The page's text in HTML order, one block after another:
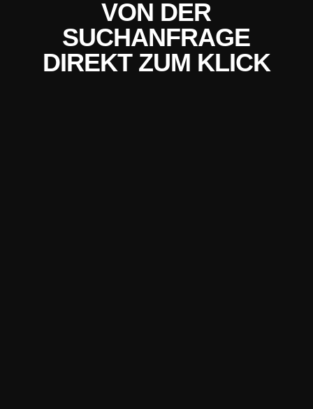
VON DER
SUCHANFRAGE
DIREKT ZUM KLICK